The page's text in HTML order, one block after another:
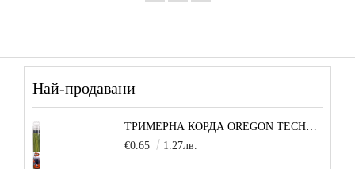
Най-продавани
ТРИМЕРНА КОРДА OREGON TECHNI-BLADE 6,0 ММ Х 26 СМ - 1 БРОЙ
€0.65
1.27лв.